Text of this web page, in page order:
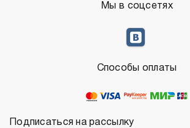
Мы в соцсетях
Подписаться на рассылку
Способы оплаты